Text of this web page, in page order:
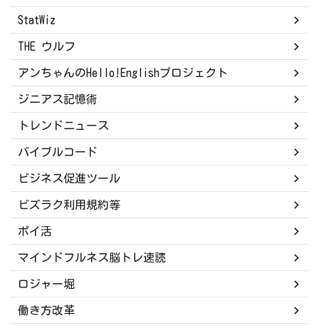
StatWiz
THE ウルフ
アンちゃんのHello!Englishプロジェクト
ジニアス記憶術
トレンドニュース
バイブルコード
ビジネス促進ツール
ビズラク利用規約等
ポイ活
マインドフルネス脳トレ速読
ロジャー堀
働き方改革